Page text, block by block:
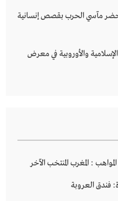
مآسي الحرب بقصص إنسانية
والأوروبية في معرض
: المغرب المنتخب الآخر
فندق العروبة